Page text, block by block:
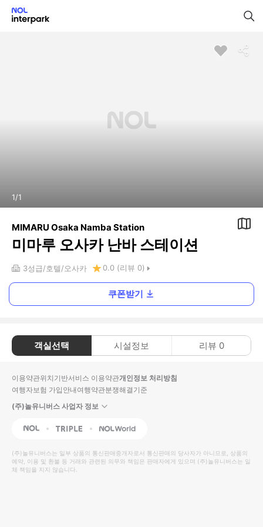
1/1
MIMARU Osaka Namba Station
미마루 오사카 난바 스테이션
3성급 호텔 오사카 0.0 (리뷰 0)
쿠폰받기
객실선택 시설정보 리뷰 0
이용약관위치기반서비스 이용약관개인정보 처리방침
여행자보험 가입안내여행약관분쟁해결기준
(주)놀유니버스 사업자 정보
NOL Triple Interpark Global
(주)놀유니버스는 일부 상품의 통신판매중개자로서 통신판매의 당사자가 아니므로, 상품의
예약, 이용 및 환불 등 거래와 관련된 의무와 책임은 판매자에게 있으며 (주)놀유니버스는 일
체 책임을 지지 않습니다.